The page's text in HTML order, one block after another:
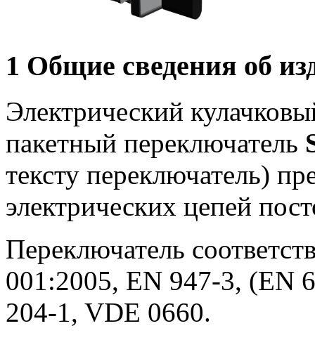
1 Общие сведения об
Электрический
пакетный переключатель
тексту переключатель)
электрических цепей
Переключатель
001:2005, EN 947-3, (EN
204-1, VDE 0660.